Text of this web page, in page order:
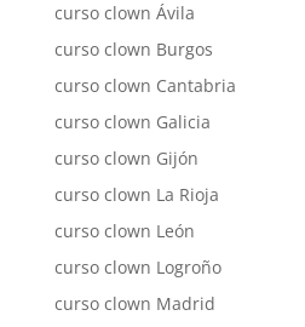
curso clown Ávila
curso clown Burgos
curso clown Cantabria
curso clown Galicia
curso clown Gijón
curso clown La Rioja
curso clown León
curso clown Logroño
curso clown Madrid